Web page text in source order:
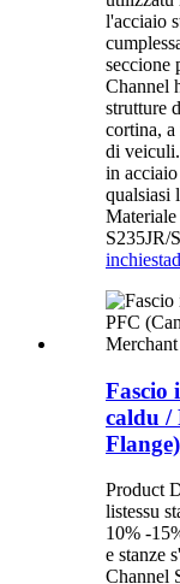
l'acciaio
seccione
Channel
strutture
cortina,
di
in
qualsiasi
S235JR/
inchiesta
Fascio
caldu /
Product
listessu
10% -
e stanze
Channel